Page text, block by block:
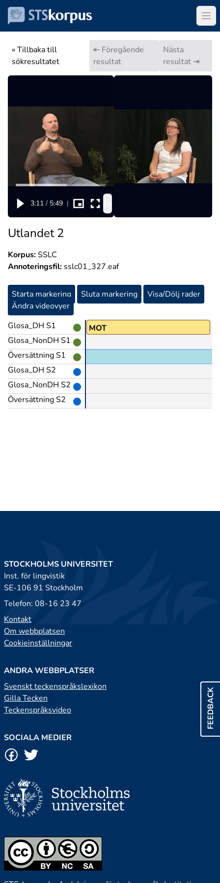
« Tillbaka till
sökresultatet
⇤ Föregående
resultat
Nästa
resultat ⇥
3:11 / 5:49 |
Utlandet 2
Korpus:SSLC
Annoteringsfil: sslc01_327.eaf
Starta markering Sluta markering
Visa/Dölj rader
Ändra videovyer
Glosa_DH S1
Glosa_NonDH S1
Översättning S1
Glosa_DH S2
Glosa_NonDH S2
Översättning S2
MOT
FEEDBACK
STOCKHOLMS UNIVERSITET
Inst. för lingvistik
SE-106 91 Stockholm
Telefon: 08-16 23 47
Kontakt
Om webbplatsen
Cookieinställningar
ANDRA WEBBPLATSER
Svenskt teckenspråkslexikon
Gilla Tecken
Teckenspråksvideo
SOCIALA MEDIER